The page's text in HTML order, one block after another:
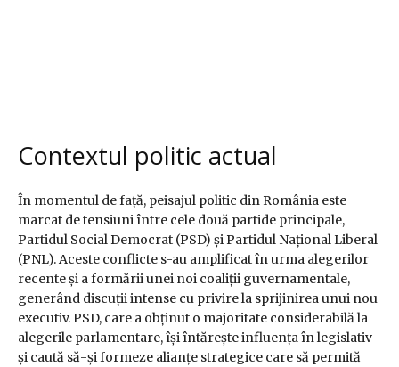
Contextul politic actual
În momentul de față, peisajul politic din România este
marcat de tensiuni între cele două partide principale,
Partidul Social Democrat (PSD) și Partidul Național Liberal
(PNL). Aceste conflicte s-au amplificat în urma alegerilor
recente și a formării unei noi coaliții guvernamentale,
generând discuții intense cu privire la sprijinirea unui nou
executiv. PSD, care a obținut o majoritate considerabilă la
alegerile parlamentare, își întărește influența în legislativ
și caută să-și formeze alianțe strategice care să permită